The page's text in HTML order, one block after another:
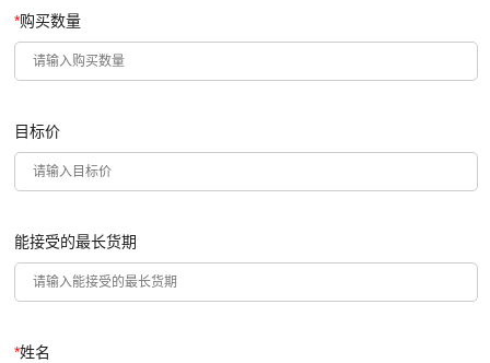
*购买数量
目标价
能接受的最长货期
*姓名